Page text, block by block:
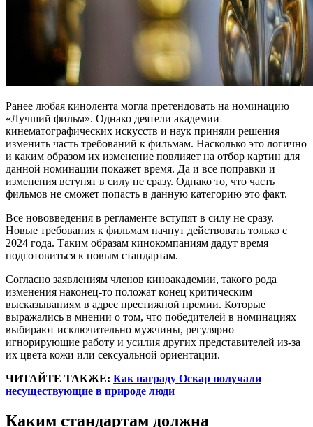
Ранее любая кинолента могла претендовать на номинацию
«Лучший фильм». Однако деятели академии
кинематографических искусств и наук приняли решения
изменить часть требований к фильмам. Насколько это логично
и каким образом их изменение повлияет на отбор картин для
данной номинации покажет время. Да и все поправки и
изменения вступят в силу не сразу. Однако то, что часть
фильмов не сможет попасть в данную категорию это факт.
Все нововведения в регламенте вступят в силу не сразу.
Новые требования к фильмам начнут действовать только с
2024 года. Таким образам кинокомпаниям дадут время
подготовиться к новым стандартам.
Согласно заявлениям членов киноакадемии, такого рода
изменения наконец-то положат конец критическим
высказываниям в адрес престижной премии. Которые
выражались в мнении о том, что победителей в номинациях
выбирают исключительно мужчины, регулярно
игнорирующие работу и усилия других представителей из-за
их цвета кожи или сексуальной ориентации.
ЧИТАЙТЕ ТАКЖЕ: Как награду Оскар получали
несуществующие в природе люди
Каким стандартам должна